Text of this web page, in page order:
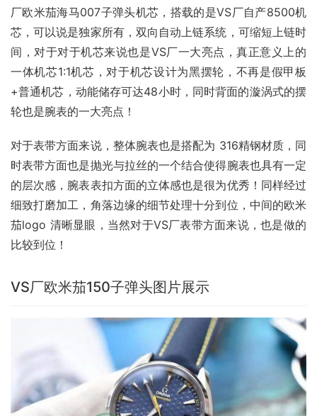
厂欧米茄海马007子弹头机芯，搭载的是VS厂自产8500机
芯，可以说是独家所有，双向自动上链系统，可缩短上链时
间，对于对于机芯来说也是VS厂一大亮点，真正意义上的
一体机芯1:1机芯，对于机芯设计为黑摆轮，不再是假甲板
+普通机芯，动能储存可达48小时，同时背面的漩涡式的摆
轮也是腕表的一大亮点！
对于表带方面来说，整体腕表也是搭配为 316精钢材质，同
时表带方面也是抛光与拉丝的一个结合使得腕表也具有一定
的层次感，腕表表扣方面的立体感也是很为优秀！同样经过
细致打磨加工，角落边缘的细节处理十分到位，中间的欧米
茄logo 清晰显眼，当然对于VS厂表带方面来说，也是做的
比较到位！
VS厂欧米茄150子弹头图片展示